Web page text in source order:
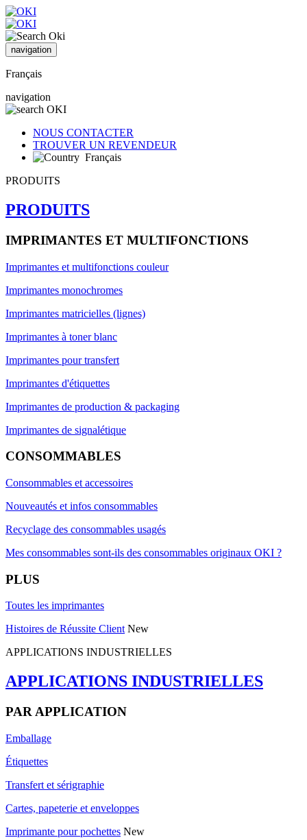
navigation
Français
navigation
NOUS CONTACTER
TROUVER UN REVENDEUR
Français
PRODUITS
PRODUITS
IMPRIMANTES ET MULTIFONCTIONS
Imprimantes et multifonctions couleur
Imprimantes monochromes
Imprimantes matricielles (lignes)
Imprimantes à toner blanc
Imprimantes pour transfert
Imprimantes d'étiquettes
Imprimantes de production & packaging
Imprimantes de signalétique
CONSOMMABLES
Consommables et accessoires
Nouveautés et infos consommables
Recyclage des consommables usagés
Mes consommables sont-ils des consommables originaux OKI ?
PLUS
Toutes les imprimantes
Histoires de Réussite Client New
APPLICATIONS INDUSTRIELLES
APPLICATIONS INDUSTRIELLES
PAR APPLICATION
Emballage
Étiquettes
Transfert et sérigraphie
Cartes, papeterie et enveloppes
Imprimante pour pochettes New